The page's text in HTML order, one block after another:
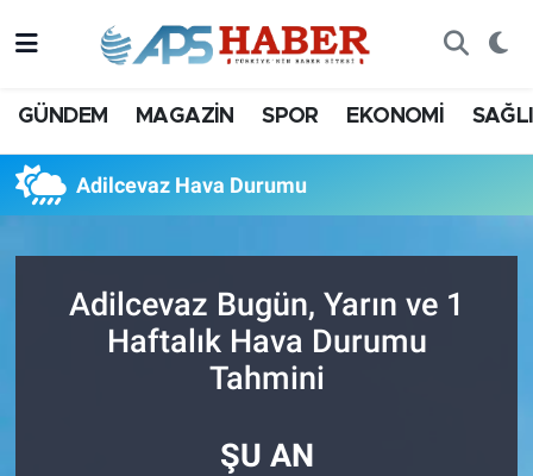
GÜNDEM MAGAZİN SPOR EKONOMİ
Adilcevaz Hava Durumu
Adilcevaz Bugün, Yarın ve 1
Haftalık Hava Durumu
Tahmini
ŞU AN